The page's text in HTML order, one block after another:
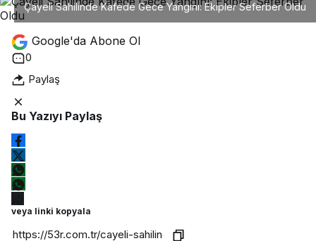
Çayeli Sahilinde Kafede Gece Yangını: Ekipler Seferber Oldu
Google'da Abone Ol
0
Paylaş
Bu Yazıyı Paylaş
veya linki kopyala